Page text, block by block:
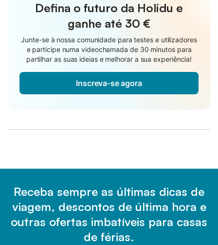
Defina o futuro da Holidu e
ganhe até 30 €
Junte-se à nossa comunidade para testes e utilizadores
e participe numa videochamada de 30 minutos para
partilhar as suas ideias e melhorar a sua experiência!
Inscreva-se agora
Receba sempre as últimas dicas de
viagem, descontos de última hora e
outras ofertas imbatíveis para casas
de férias.